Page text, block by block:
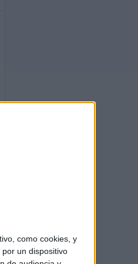
como cookies, y
un dispositivo